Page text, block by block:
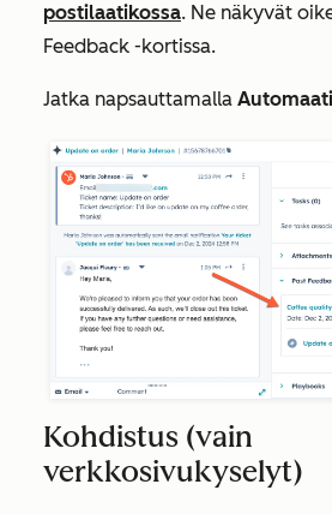
postilaatikossa. Ne näkyvät
Feedback -kortissa.
Jatka napsauttamalla
Kohdistus (vain
verkkosivukyselyt)